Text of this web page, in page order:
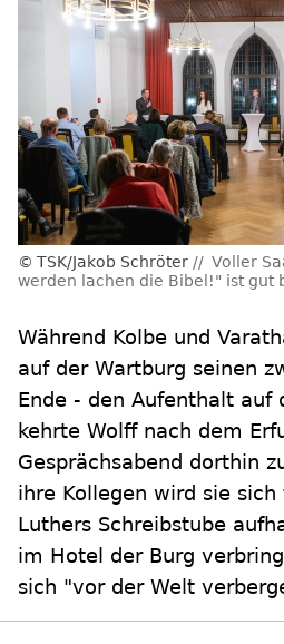
TSK/Jakob Schröter
Voller
werden lachen die Bibel!" ist gut
Während Kolbe und
auf der Wartburg seinen
Ende - den Aufenthalt auf
kehrte Wolff nach dem
Gesprächsabend dorthin
ihre Kollegen wird sie sich
Luthers Schreibstube
im Hotel der Burg
sich "vor der Welt